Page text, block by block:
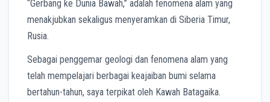
“Gerbang ke Dunia Bawah,” adalah fenomena alam yang
menakjubkan sekaligus menyeramkan di Siberia Timur,
Rusia.
Sebagai penggemar geologi dan fenomena alam yang
telah mempelajari berbagai keajaiban bumi selama
bertahun-tahun, saya terpikat oleh Kawah Batagaika.